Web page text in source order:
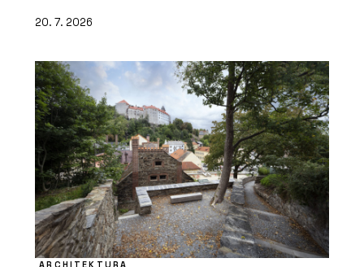
20. 7. 2026